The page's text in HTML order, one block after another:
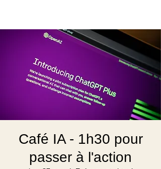
Café IA - 1h30 pour
passer à l'action